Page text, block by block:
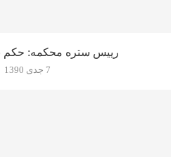
رییس ستره محکمه: حکم
7 جدی 1390